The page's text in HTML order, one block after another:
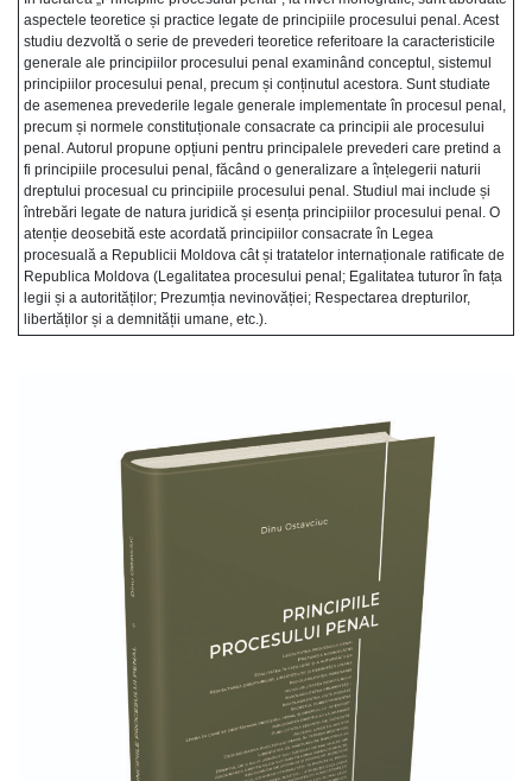
aspectele teoretice și practice legate de principiile procesului penal. Acest
studiu dezvoltă o serie de prevederi teoretice referitoare la caracteristicile
generale ale principiilor procesului penal examinând conceptul, sistemul
principiilor procesului penal, precum și conținutul acestora. Sunt studiate
de asemenea prevederile legale generale implementate în procesul penal,
precum și normele constituționale consacrate ca principii ale procesului
penal. Autorul propune opțiuni pentru principalele prevederi care pretind a
fi principiile procesului penal, făcând o generalizare a înțelegerii naturii
dreptului procesual cu principiile procesului penal. Studiul mai include și
întrebări legate de natura juridică și esența principiilor procesului penal. O
atenție deosebită este acordată principiilor consacrate în Legea
procesuală a Republicii Moldova cât și tratatelor internaționale ratificate de
Republica Moldova (Legalitatea procesului penal; Egalitatea tuturor în fața
legii și a autorităților; Prezumția nevinovăției; Respectarea drepturilor,
libertăților și a demnității umane, etc.).